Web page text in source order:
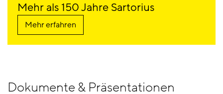
Mehr als 150 Jahre Sartorius
Mehr erfahren
Dokumente & Präsentationen